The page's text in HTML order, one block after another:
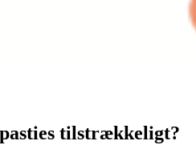
tilstrækkeligt?